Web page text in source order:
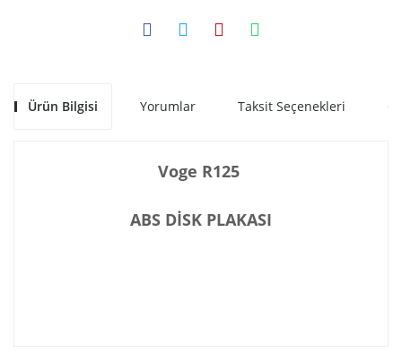
Ürün Bilgisi Yorumlar Taksit Seçenekleri
Voge R125
ABS DİSK PLAKASI